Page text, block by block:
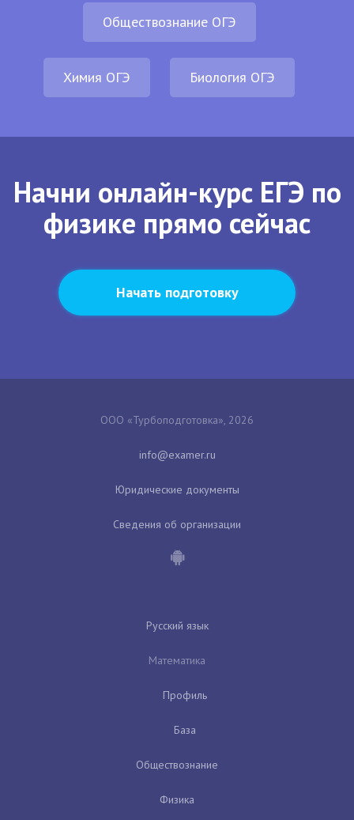
Обществознание ОГЭ
Химия ОГЭ Биология ОГЭ
Начни онлайн-курс ЕГЭ по
физике прямо сейчас
Начать подготовку
ООО «Турбоподготовка», 2026
Юридические документы
Сведения об организации
Русский язык
Математика
Профиль
База
Обществознание
Физика